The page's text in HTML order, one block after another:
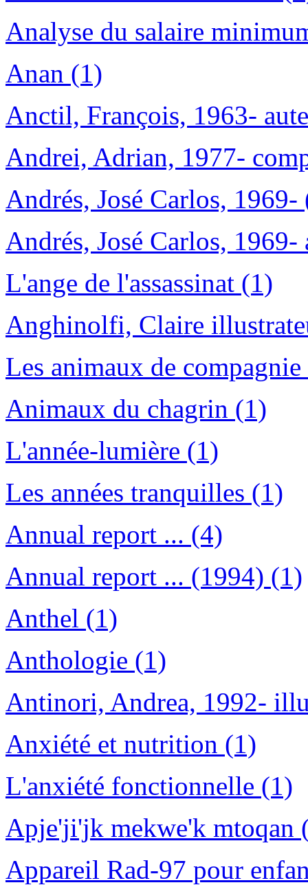
Analyse du salaire
Anan (1)
Anctil, François, 1963-
Andrei, Adrian, 1977-
Andrés, José Carlos, 1969-
Andrés, José Carlos, 1969-
L'ange de l'assassinat (1)
Anghinolfi, Claire
Les animaux de
Animaux du chagrin (1)
L'année-lumière (1)
Les années tranquilles (1)
Annual report ... (4)
Annual report ... (1994) (1)
Anthel (1)
Anthologie (1)
Antinori, Andrea, 1992-
Anxiété et nutrition (1)
L'anxiété fonctionnelle (1)
Apje'ji'jk mekwe'k mtoqan
Appareil Rad-97 pour